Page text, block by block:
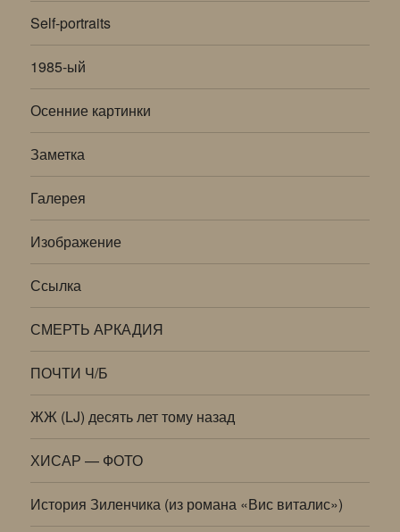
Self-portraits
1985-ый
Осенние картинки
Заметка
Галерея
Изображение
Ссылка
СМЕРТЬ АРКАДИЯ
ПОЧТИ Ч/Б
ЖЖ (LJ) десять лет тому назад
ХИСАР — ФОТО
История Зиленчика (из романа «Вис виталис»)